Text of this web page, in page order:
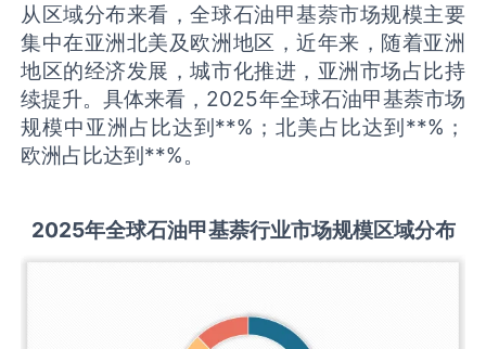
从区域分布来看，全球石油甲基萘市场规模主要
集中在亚洲北美及欧洲地区，近年来，随着亚洲
地区的经济发展，城市化推进，亚洲市场占比持
续提升。具体来看，2025年全球石油甲基萘市场
规模中亚洲占比达到**%；北美占比达到**%；
欧洲占比达到**%。
2025年全球石油甲基萘行业市场规模区域分布